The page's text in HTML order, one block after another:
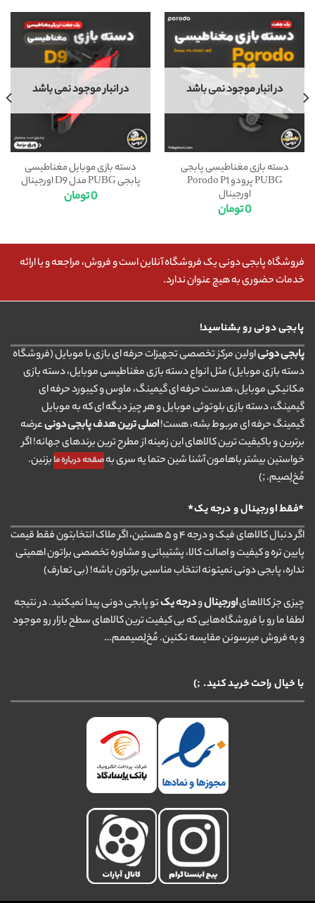
در انبار موجود نمی باشد
دسته بازی مغناطیسی پابجی
PUBG پرودو Porodo P1
اورجینال
0تومان
در انبار موجود نمی باشد
دسته بازی موبایل مغناطیسی
پابجی PUBG مدل D9 اورجینال
0تومان
فروشگاه پابجی دونی یک فروشگاه آنلاین است و فروش، مراجعه و یا ارائه
خدمات حضوری به هیچ عنوان ندارد.
پابجی دونی رو بشناسید!
پابجی دونیاولین مرکز تخصصی تجهیزات حرفه ای بازی با موبایل (فروشگاه
دسته بازی موبایل) مثل انواع دسته بازی مغناطیسی موبایل، دسته بازی
مکانیکی موبایل، هدست حرفه ای گیمینگ، ماوس و کیبورد حرفه ای
گیمینگ، دسته بازی بلوتوثی موبایل و هر چیز دیگه ای که به موبایل
گیمینگ حرفه ای مربوط بشه، هست!اصلی ترین هدف پابجی دونیعرضه
برترین و باکیفیت ترین کالاهای این زمینه از مطرح ترین برندهای جهانه! اگر
خواستین بیشتر باهامون آشنا شین حتما یه سری بهصفحه درباره ما بزنین.
مُخ‌لِصیم. ;)
*فقط اورجینال و درجه یک*
اگر دنبال کالاهای فیک و درجه ۴ و ۵ هستین، اگر ملاک انتخابتون فقط قیمت
پایین تره و کیفیت و اصالت کالا، پشتیبانی و مشاوره تخصصی براتون اهمیتی
نداره، پابجی دونی نمیتونه انتخاب مناسبی براتون باشه! (بی تعارف)
چیزی جز کالاهایاورجینالودرجه یکتو پابجی دونی پیدا نمیکنید. در نتیجه
لطفا ما رو با فروشگاه‌هایی که بی کیفیت ترین کالاهای سطح بازار رو موجود
و به فروش میرسونن مقایسه نکنین. مُخ‌لِصیممم…
با خیال راحت خرید کنید. ;)